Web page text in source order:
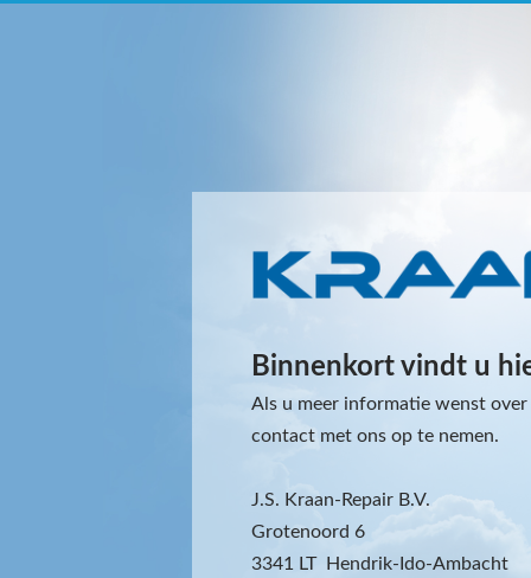
Binnenkort vindt u
Als u meer informatie wenst
contact met ons op te nemen.
J.S. Kraan-Repair B.V.
Grotenoord 6
3341 LT Hendrik-Ido-Ambacht